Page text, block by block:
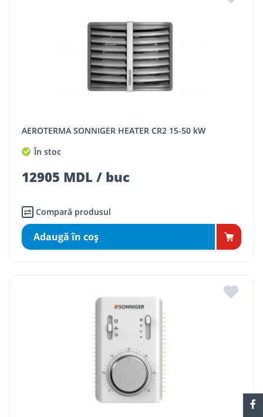
AEROTERMA SONNIGER HEATER CR2 15-50 kW
În stoc
12905 MDL / buc
Compară produsul
Adaugă în coş